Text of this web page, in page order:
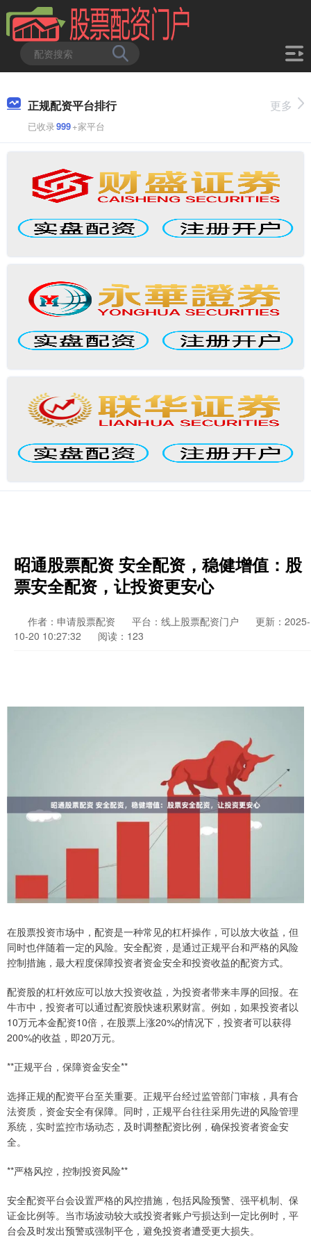
正规配资平台排行
已收录999+家平台
更多
昭通股票配资 安全配资，稳健增值：股
票安全配资，让投资更安心
作者：申请股票配资 平台：线上股票配资门户
更新：2025-
10-20 10:27:32
阅读：123
在股票投资市场中，配资是一种常见的杠杆操作，可以放大收益，但
同时也伴随着一定的风险。安全配资，是通过正规平台和严格的风险
控制措施，最大程度保障投资者资金安全和投资收益的配资方式。
配资股的杠杆效应可以放大投资收益，为投资者带来丰厚的回报。在
牛市中，投资者可以通过配资股快速积累财富。例如，如果投资者以
10万元本金配资10倍，在股票上涨20%的情况下，投资者可以获得
200%的收益，即20万元。
**正规平台，保障资金安全**
选择正规的配资平台至关重要。正规平台经过监管部门审核，具有合
法资质，资金安全有保障。同时，正规平台往往采用先进的风险管理
系统，实时监控市场动态，及时调整配资比例，确保投资者资金安
全。
**严格风控，控制投资风险**
安全配资平台会设置严格的风控措施，包括风险预警、强平机制、保
证金比例等。当市场波动较大或投资者账户亏损达到一定比例时，平
台会及时发出预警或强制平仓，避免投资者遭受更大损失。